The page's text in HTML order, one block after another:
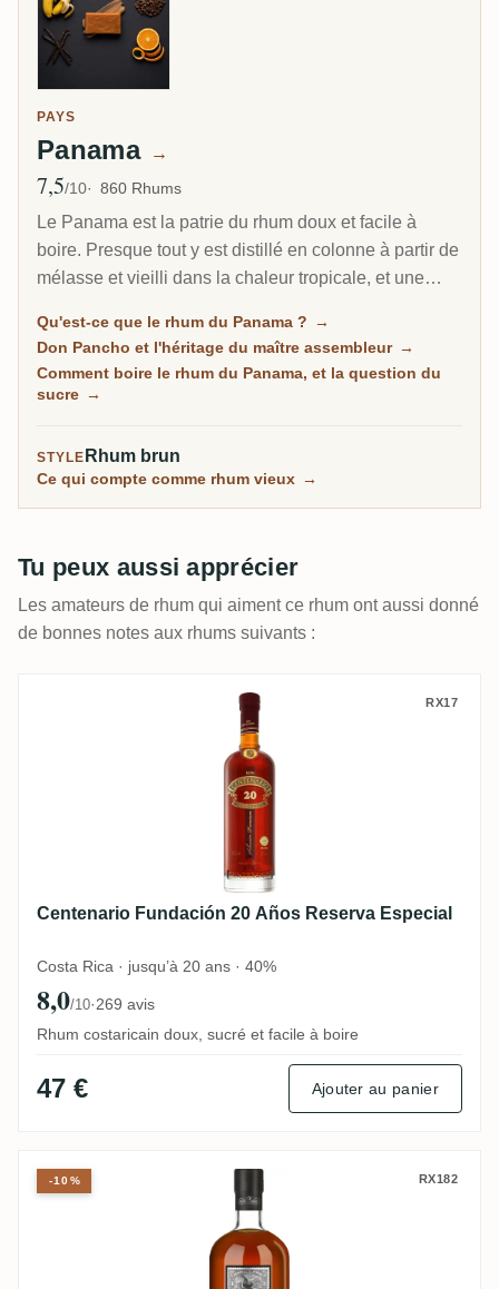
PAYS
Panama →
Note moyenne
7,5/10 860 Rhums
Le Panama est la patrie du rhum doux et facile à
boire. Presque tout y est distillé en colonne à partir de
mélasse et vieilli dans la chaleur tropicale, et une
assembleur cubain Don Pancho. C'est la porte
d'entrée accueillante vers le rhum vieilli, souple et
rond, même si certaines bouteilles tirent vers le sucré.
Qu'est-ce que le rhum du Panama ? →
Don Pancho et l'héritage du maître assembleur →
Comment boire le rhum du Panama, et la question du
sucre →
STYLE Rhum brun
Ce qui compte comme rhum vieux →
Tu peux aussi apprécier
Les amateurs de rhum qui aiment ce rhum ont aussi donné
de bonnes notes aux rhums suivants :
Centenario Fundación 20 Años Reserva
RX17
Centenario Fundación 20 Años Reserva Especial
Costa Rica · jusqu’à 20 ans · 40%
8,0/10·269 avis
Rhum costaricain doux, sucré et facile à boire
47 € Ajouter au panier
Rum Nation Panama 10 Years 2015 2005
RX182
-10%